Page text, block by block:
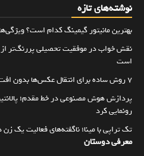
نوشته‌های تازه
بهترین مانیتور گیمینگ کدام است؟ ویژگی‌های
نقش خواب در موفقیت تحصیلی پررنگ‌تر از
است
۷ روش ساده برای انتقال عکس‌ها بدون افت کیفیت
پردازش هوش مصنوعی در خط مقدم؛
رونمایی کرد
تک تراپی با مینا؛ ناگفته‌های فعالیت یک
معرفی دوستان